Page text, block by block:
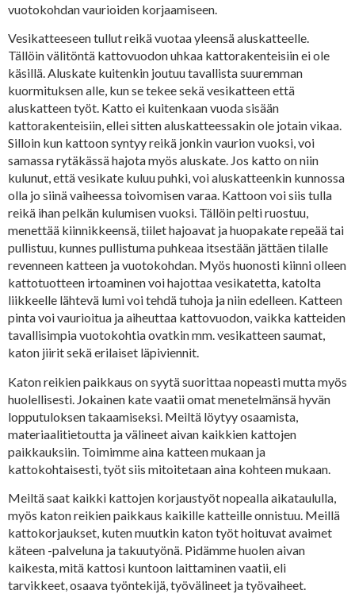
vuotokohdan vaurioiden korjaamiseen.
Vesikatteeseen tullut reikä vuotaa yleensä aluskatteelle.
Tällöin välitöntä kattovuodon uhkaa kattorakenteisiin ei ole
käsillä. Aluskate kuitenkin joutuu tavallista suuremman
kuormituksen alle, kun se tekee sekä vesikatteen että
aluskatteen työt. Katto ei kuitenkaan vuoda sisään
kattorakenteisiin, ellei sitten aluskatteessakin ole jotain vikaa.
Silloin kun kattoon syntyy reikä jonkin vaurion vuoksi, voi
samassa rytäkässä hajota myös aluskate. Jos katto on niin
kulunut, että vesikate kuluu puhki, voi aluskatteenkin kunnossa
olla jo siinä vaiheessa toivomisen varaa. Kattoon voi siis tulla
reikä ihan pelkän kulumisen vuoksi. Tällöin pelti ruostuu,
menettää kiinnikkeensä, tiilet hajoavat ja huopakate repeää tai
pullistuu, kunnes pullistuma puhkeaa itsestään jättäen tilalle
revenneen katteen ja vuotokohdan. Myös huonosti kiinni olleen
kattotuotteen irtoaminen voi hajottaa vesikatetta, katolta
liikkeelle lähtevä lumi voi tehdä tuhoja ja niin edelleen. Katteen
pinta voi vaurioitua ja aiheuttaa kattovuodon, vaikka katteiden
tavallisimpia vuotokohtia ovatkin mm. vesikatteen saumat,
katon jiirit sekä erilaiset läpiviennit.
Katon reikien paikkaus on syytä suorittaa nopeasti mutta myös
huolellisesti. Jokainen kate vaatii omat menetelmänsä hyvän
lopputuloksen takaamiseksi. Meiltä löytyy osaamista,
materiaalitietoutta ja välineet aivan kaikkien kattojen
paikkauksiin. Toimimme aina katteen mukaan ja
kattokohtaisesti, työt siis mitoitetaan aina kohteen mukaan.
Meiltä saat kaikki kattojen korjaustyöt nopealla aikataululla,
myös katon reikien paikkaus kaikille katteille onnistuu. Meillä
kattokorjaukset, kuten muutkin katon työt hoituvat avaimet
käteen -palveluna ja takuutyönä. Pidämme huolen aivan
kaikesta, mitä kattosi kuntoon laittaminen vaatii, eli
tarvikkeet, osaava työntekijä, työvälineet ja työvaiheet.